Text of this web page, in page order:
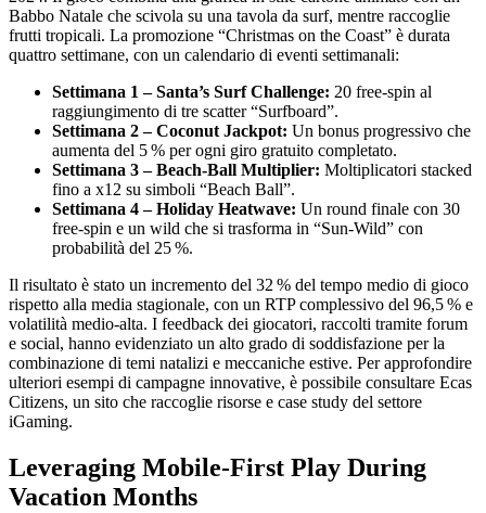
Babbo Natale che scivola su una tavola da surf, mentre raccoglie
frutti tropicali. La promozione “Christmas on the Coast” è durata
quattro settimane, con un calendario di eventi settimanali:
Settimana 1 – Santa’s Surf Challenge: 20 free‑spin al
raggiungimento di tre scatter “Surfboard”.
Settimana 2 – Coconut Jackpot: Un bonus progressivo che
aumenta del 5 % per ogni giro gratuito completato.
Settimana 3 – Beach‑Ball Multiplier: Moltiplicatori stacked
fino a x12 su simboli “Beach Ball”.
Settimana 4 – Holiday Heatwave: Un round finale con 30
free‑spin e un wild che si trasforma in “Sun‑Wild” con
probabilità del 25 %.
Il risultato è stato un incremento del 32 % del tempo medio di gioco
rispetto alla media stagionale, con un RTP complessivo del 96,5 % e
volatilità medio‑alta. I feedback dei giocatori, raccolti tramite forum
e social, hanno evidenziato un alto grado di soddisfazione per la
combinazione di temi natalizi e meccaniche estive. Per approfondire
ulteriori esempi di campagne innovative, è possibile consultare Ecas
Citizens, un sito che raccoglie risorse e case study del settore
iGaming.
Leveraging Mobile‑First Play During
Vacation Months